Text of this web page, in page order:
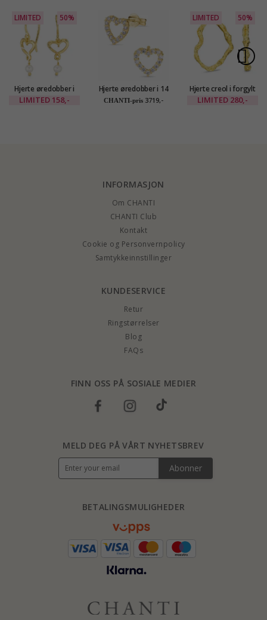
LIMITED 50%
Hjerte øredobber i
forgylt messing -
LIMITED 158,-
Hjerte øredobber i 14
karat gull med zirkon
CHANTI-pris 3719,-
LIMITED 50%
Hjerte creol i forgylt
messing - Eliné
LIMITED 280,-
INFORMASJON
Om CHANTI
CHANTI Club
Kontakt
Cookie og Personvernpolicy
Samtykkeinnstillinger
KUNDESERVICE
Retur
Ringstørrelser
Blog
FAQs
FINN OSS PÅ SOSIALE MEDIER
BETALINGSMULIGHEDER
MELD DEG PÅ VÅRT NYHETSBREV
Abonner